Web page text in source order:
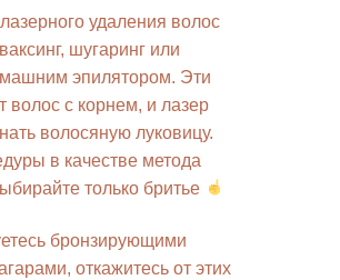
удаления волос
шугаринг или
эпилятором. Эти
волос с корнем, и лазер
волосяную луковицу.
в качестве метода
только бритье
бронзирующими
откажитесь от этих